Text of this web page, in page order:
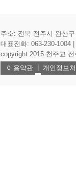
주소: 전북 전주시 완산
대표전화: 063-230-1004
copyright 2015 천주교
이용약관
개인정보